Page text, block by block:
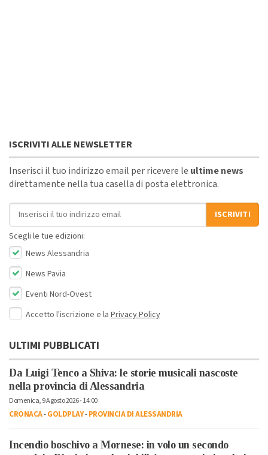
ISCRIVITI ALLE NEWSLETTER
Inserisci il tuo indirizzo email per ricevere le ultime news
direttamente nella tua casella di posta elettronica.
Indirizzo email
ISCRIVITI
Scegli le tue edizioni:
News Alessandria
News Pavia
Eventi Nord-Ovest
Accetto l'iscrizione e la Privacy Policy
ULTIMI PUBBLICATI
Da Luigi Tenco a Shiva: le storie musicali nascoste
nella provincia di Alessandria
Domenica, 9 Agosto 2026 - 14:00
CRONACA-GOLDPLAY-PROVINCIA DI ALESSANDRIA
Incendio boschivo a Mornese: in volo un secondo